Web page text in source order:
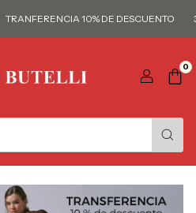
TRANFERENCIA 10% DE DESCUENTO 3
0